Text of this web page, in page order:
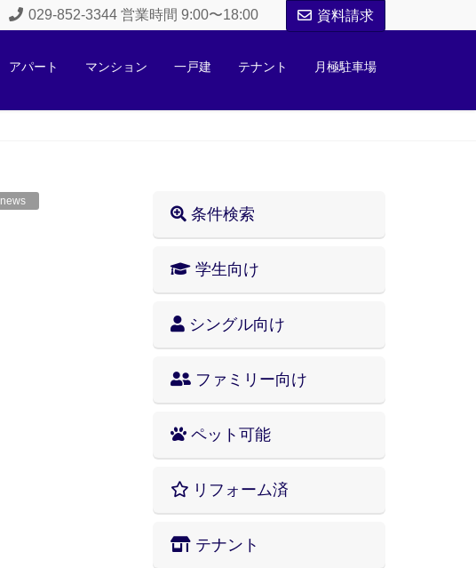
029-852-3344 営業時間 9:00〜18:00 資料請求
アパート マンション 一戸建 テナント 月極駐車場
news
条件検索
学生向け
シングル向け
ファミリー向け
ペット可能
リフォーム済
テナント